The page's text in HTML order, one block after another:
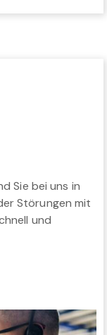
Sie bei uns in
Störungen mit
und